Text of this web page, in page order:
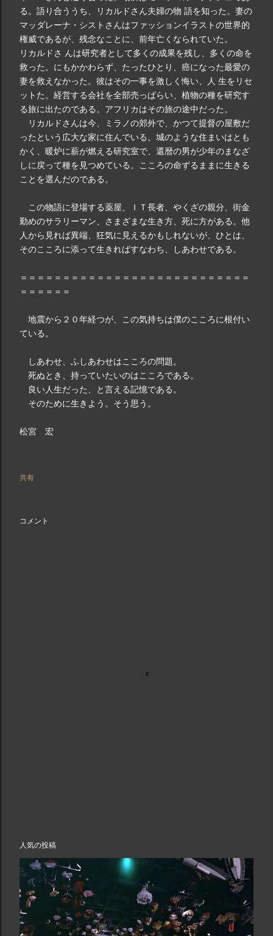
る。語り合ううち、リカルドさん夫婦の物 語を知った。妻の
マッダレーナ・シストさんはファッションイラストの世界的
権威であるが、残念なことに、前年亡くなられていた。
リカルドさ んは研究者として多くの成果を残し、多くの命を
救った。にもかかわらず、たったひとり、癌になった最愛の
妻を救えなかった。彼はその一事を激しく悔い、人 生をリセ
ットた。経営する会社を全部売っぱらい、植物の種を研究す
る旅に出たのである。アフリカはその旅の途中だった。
リカルドさんは今、ミラノの郊外で、かつて提督の屋敷だ
ったという広大な家に住んでいる。城のような住まいはとも
かく、暖炉に薪が燃える研究室で、還暦の男が少年のまなざ
しに戻って種を見つめている。こころの命ずるままに生きる
ことを選んだのである。
この物語に登場する薬屋、ＩＴ長者、やくざの親分、街金
勤めのサラリーマン、さまざまな生き方、死に方がある。他
人から見れば異端、狂気に見えるかもしれないが、ひとは、
そのこころに添って生きればすなわち、しあわせである。
＝＝＝＝＝＝＝＝＝＝＝＝＝＝＝＝＝＝＝＝＝＝＝＝＝＝＝
＝＝＝＝＝＝
地震から２０年経つが、この気持ちは僕のこころに根付い
ている。
しあわせ、ふしあわせはこころの問題。
死ぬとき、持っていたいのはこころである。
良い人生だった、と言える記憶である。
そのために生きよう。そう思う。
松宮 宏
共有
コメント
人気の投稿